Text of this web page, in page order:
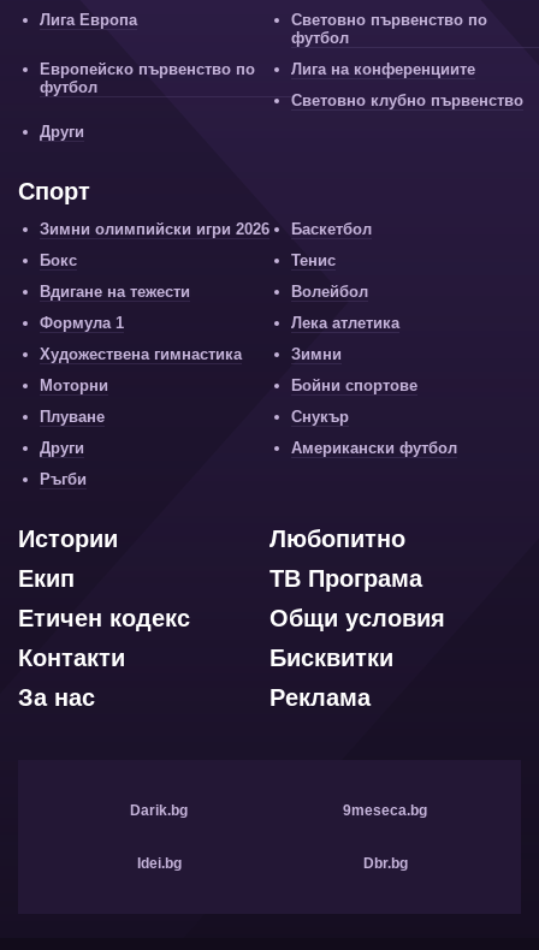
Лига Европа
Световно първенство по
футбол
Европейско първенство по
футбол
Лига на конференциите
Световно клубно първенство
Други
Спорт
Зимни олимпийски игри 2026
Баскетбол
Бокс
Тенис
Вдигане на тежести
Волейбол
Формула 1
Лека атлетика
Художествена гимнастика
Зимни
Моторни
Бойни спортове
Плуване
Снукър
Други
Американски футбол
Ръгби
Любопитно
Истории
ТВ Програма
Екип
Общи условия
Етичен кодекс
Бисквитки
Контакти
Реклама
За нас
Darik.bg 9meseca.bg
Idei.bg Dbr.bg